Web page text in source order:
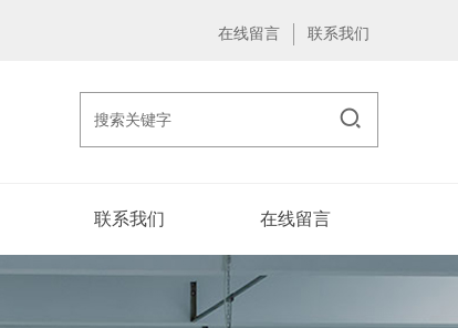
在线留言 联系我们
联系我们 在线留言